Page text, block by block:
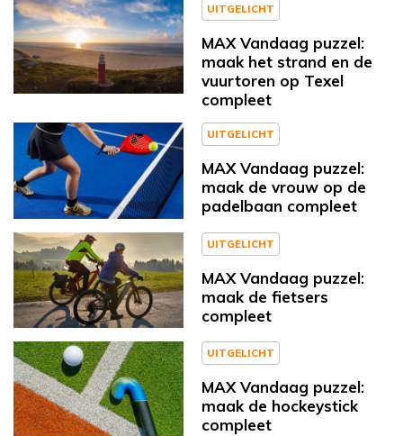
UITGELICHT
MAX Vandaag puzzel:
maak het strand en de
vuurtoren op Texel
compleet
UITGELICHT
MAX Vandaag puzzel:
maak de vrouw op de
padelbaan compleet
UITGELICHT
MAX Vandaag puzzel:
maak de fietsers
compleet
UITGELICHT
MAX Vandaag puzzel:
maak de hockeystick
compleet